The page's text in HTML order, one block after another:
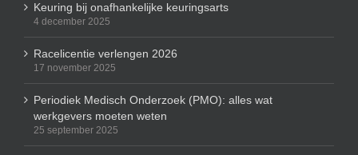
Keuring bij onafhankelijke keuringsarts
4 december 2025
Racelicentie verlengen 2026
17 november 2025
Periodiek Medisch Onderzoek (PMO): alles wat
werkgevers moeten weten
25 september 2025